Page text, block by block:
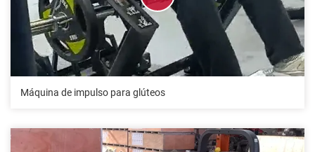
Máquina de impulso para glúteos